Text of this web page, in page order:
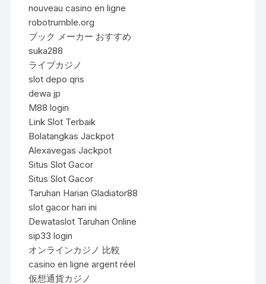
nouveau casino en ligne
robotrumble.org
ブック メーカー おすすめ
suka288
ライブカジノ
slot depo qris
dewa jp
M88 login
Link Slot Terbaik
Bolatangkas Jackpot
Alexavegas Jackpot
Situs Slot Gacor
Situs Slot Gacor
Taruhan Harian Gladiator88
slot gacor hari ini
Dewataslot Taruhan Online
sip33 login
オンラインカジノ 比較
casino en ligne argent réel
仮想通貨カジノ